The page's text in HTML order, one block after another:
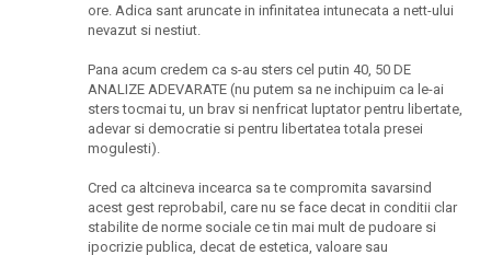
ore. Adica sant aruncate in infinitatea intunecata a nett-ului
nevazut si nestiut.
Pana acum credem ca s-au sters cel putin 40, 50 DE
ANALIZE ADEVARATE (nu putem sa ne inchipuim ca le-ai
sters tocmai tu, un brav si nenfricat luptator pentru libertate,
adevar si democratie si pentru libertatea totala presei
mogulesti).
Cred ca altcineva incearca sa te compromita savarsind
acest gest reprobabil, care nu se face decat in conditii clar
stabilite de norme sociale ce tin mai mult de pudoare si
ipocrizie publica, decat de estetica, valoare sau